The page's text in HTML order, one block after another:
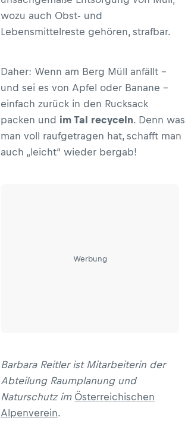
wozu auch Obst- und
Lebensmittelreste gehören, strafbar.
Daher: Wenn am Berg Müll anfällt –
und sei es von Apfel oder Banane –
einfach zurück in den Rucksack
packen und im Tal recyceln. Denn was
man voll raufgetragen hat, schafft man
auch „leicht“ wieder bergab!
Werbung
Barbara Reitler ist Mitarbeiterin der
Abteilung Raumplanung und
Naturschutz im Österreichischen
Alpenverein.